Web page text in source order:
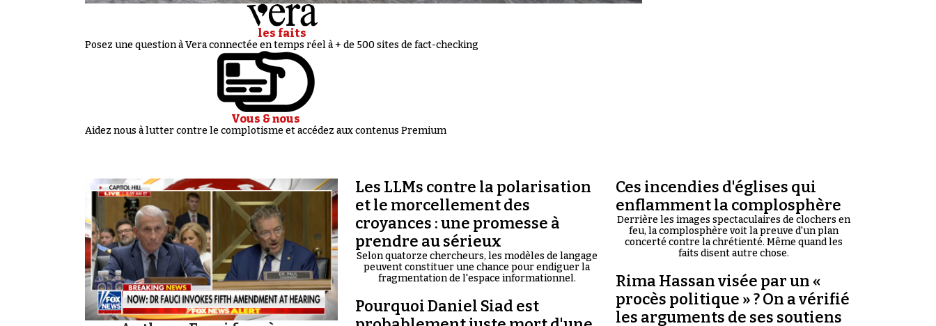
les faits
Posez une question à Vera connectée en temps réel à + de 500 sites de fact-checking
Vous & nous
Aidez nous à lutter contre le complotisme et accédez aux contenus Premium
Les LLMs contre la polarisation
et le morcellement des
croyances : une promesse à
prendre au sérieux
Selon quatorze chercheurs, les modèles de langage
peuvent constituer une chance pour endiguer la
fragmentation de l'espace informationnel.
Pourquoi Daniel Siad est
Ces incendies d'églises qui
enflamment la complosphère
Derrière les images spectaculaires de clochers en
feu, la complosphère voit la preuve d'un plan
concerté contre la chrétienté. Même quand les
faits disent autre chose.
Rima Hassan visée par un «
procès politique » ? On a vérifié
les arguments de ses soutiens